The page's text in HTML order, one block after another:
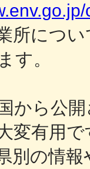
所につ
す。
から公開
変有用
別の情